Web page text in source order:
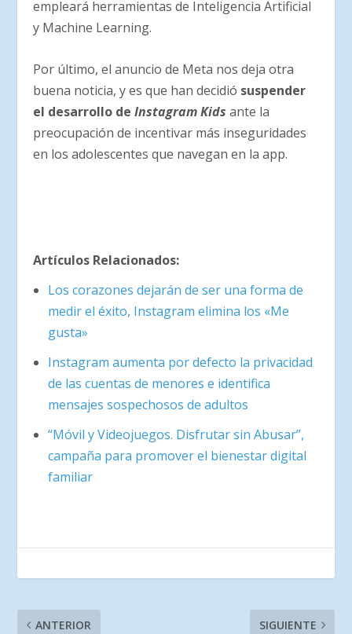
empleará herramientas de Inteligencia Artificial
y Machine Learning.
Por último, el anuncio de Meta nos deja otra
buena noticia, y es que han decidió suspender
el desarrollo deInstagram Kidsante la
preocupación de incentivar más inseguridades
en los adolescentes que navegan en la app.
Artículos Relacionados:
Los corazones dejarán de ser una forma de
medir el éxito, Instagram elimina los «Me
gusta»
Instagram aumenta por defecto la privacidad
de las cuentas de menores e identifica
mensajes sospechosos de adultos
“Móvil y Videojuegos. Disfrutar sin Abusar”,
campaña para promover el bienestar digital
familiar
ANTERIOR SIGUIENTE